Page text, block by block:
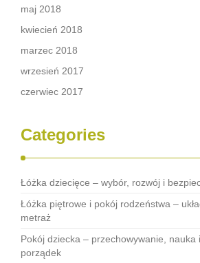
maj 2018
kwiecień 2018
marzec 2018
wrzesień 2017
czerwiec 2017
Categories
Łóżka dziecięce – wybór, rozwój i
Łóżka piętrowe i pokój rodzeństwa –
metraż
Pokój dziecka – przechowywanie, nauka
porządek